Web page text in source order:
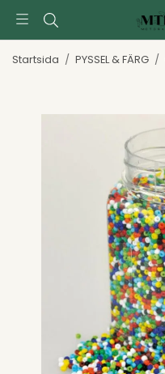
Startsida / PYSSEL & FÄRG /